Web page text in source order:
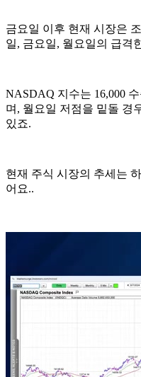
금요일 이후 현재 시장은
일, 금요일, 월요일의 급격
NASDAQ 지수는 16,000
며, 월요일 저점을 밑돌 경
있죠.
현재 주식 시장의 추세는
어요..